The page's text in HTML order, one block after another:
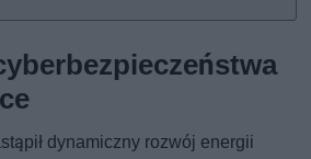
dynamiczny rozwój energii